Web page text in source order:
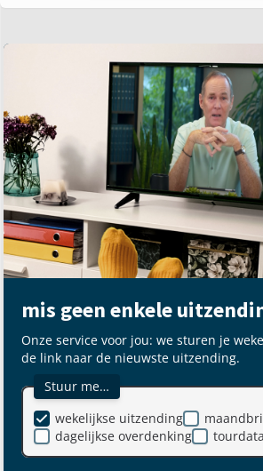
mis geen enkele
Onze service voor jou: we sturen je
de link naar de nieuwste uitzending.
Stuur me…
dagelijkse overdenking
wekelijkse uitzending
tourdata